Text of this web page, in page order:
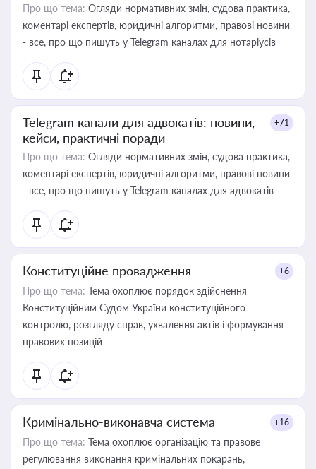
Про що тема: Огляди нормативних змін, судова практика,
коментарі експертів, юридичні алгоритми, правові новини
- все, про що пишуть у Telegram каналах для нотаріусів
Telegram канали для адвокатів: новини,
кейси, практичні поради
+71
Про що тема: Огляди нормативних змін, судова практика,
коментарі експертів, юридичні алгоритми, правові новини
- все, про що пишуть у Telegram каналах для адвокатів
Конституційне провадження +6
Про що тема: Тема охоплює порядок здійснення
Конституційним Судом України конституційного
контролю, розгляду справ, ухвалення актів і формування
правових позицій
Кримінально-виконавча система +16
Про що тема: Тема охоплює організацію та правове
регулювання виконання кримінальних покарань,